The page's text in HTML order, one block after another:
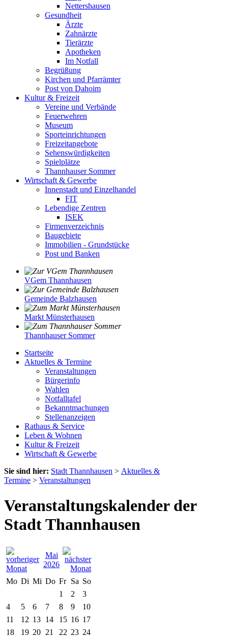
Nettershausen
Gesundheit
Ärzte
Zahnärzte
Tierärzte
Apotheken
Im Notfall
Begrüßung
Kirchen und Pfarrämter
Post von Dahoim
Kultur & Freizeit
Vereine und Verbände
Feuerwehren
Museum
Sporteinrichtungen
Freizeitangebote
Sehenswürdigkeiten
Spielplätze
Thannhauser Sommer
Wirtschaft & Gewerbe
Innenstadt und Einzelhandel
FIT
Lebendige Zentren
ISEK
Firmenverzeichnis
Baugebiete
Immobilien - Grundstücke
Post und Banken
VGem Thannhausen
Gemeinde Balzhausen
Markt Münsterhausen
Thannhauser Sommer
Startseite
Aktuelles & Termine
Veranstaltungen
Bürgerinfo
Wahlen
Notfalltafel
Bekanntmachungen
Stellenanzeigen
Rathaus & Service
Leben & Wohnen
Kultur & Freizeit
Wirtschaft & Gewerbe
Sie sind hier: Stadt Thannhausen > Aktuelles &
Termine > Veranstaltungen
Veranstaltungskalender der
Stadt Thannhausen
Mai
2026
Mo Di Mi Do Fr Sa So
1
2
3
4
5 6 7 8 9
10
11
12 13 14 15 16 17
18
19 20 21 22 23 24